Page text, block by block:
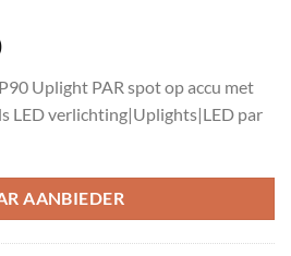
Huidige
is:
€88.40.
Uplight PAR spot op accu met
LED verlichting|Uplights|LED par
AANBIEDER